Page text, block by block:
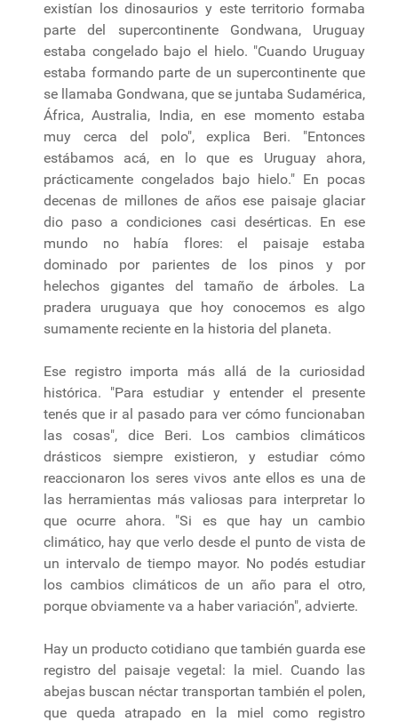
existían los dinosaurios y este territorio formaba
parte del supercontinente Gondwana, Uruguay
estaba congelado bajo el hielo. "Cuando Uruguay
estaba formando parte de un supercontinente que
se llamaba Gondwana, que se juntaba Sudamérica,
África, Australia, India, en ese momento estaba
muy cerca del polo", explica Beri. "Entonces
estábamos acá, en lo que es Uruguay ahora,
prácticamente congelados bajo hielo." En pocas
decenas de millones de años ese paisaje glaciar
dio paso a condiciones casi desérticas. En ese
mundo no había flores: el paisaje estaba
dominado por parientes de los pinos y por
helechos gigantes del tamaño de árboles. La
pradera uruguaya que hoy conocemos es algo
sumamente reciente en la historia del planeta.
Ese registro importa más allá de la curiosidad
histórica. "Para estudiar y entender el presente
tenés que ir al pasado para ver cómo funcionaban
las cosas", dice Beri. Los cambios climáticos
drásticos siempre existieron, y estudiar cómo
reaccionaron los seres vivos ante ellos es una de
las herramientas más valiosas para interpretar lo
que ocurre ahora. "Si es que hay un cambio
climático, hay que verlo desde el punto de vista de
un intervalo de tiempo mayor. No podés estudiar
los cambios climáticos de un año para el otro,
porque obviamente va a haber variación", advierte.
Hay un producto cotidiano que también guarda ese
registro del paisaje vegetal: la miel. Cuando las
abejas buscan néctar transportan también el polen,
que queda atrapado en la miel como registro